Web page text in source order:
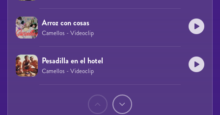
Arroz con cosas
Camellos - Videoclip
Pesadilla en el hotel
Camellos - Videoclip